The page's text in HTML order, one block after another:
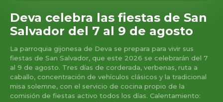
Deva celebra las fiestas de San
Salvador del 7 al 9 de agosto
La parroquia gijonesa de Deva se prepara para vivir sus
fiestas de San Salvador, que este 2026 se celebrarán del 7
al 9 de agosto. Tres días de corderada, verbenas, ruta a
caballo, concentración de vehículos clásicos y la tradicional
misa solemne, con el servicio de cocina propio de la
comisión de fiestas activo todos los días. Calentamiento: